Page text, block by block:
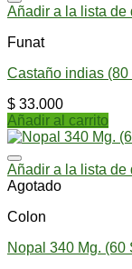
Añadir a la lista de
Funat
Castaño indias
$ 33.000
Añadir al carrito
Añadir a la lista de
Agotado
Colon
Nopal 340 Mg. (60